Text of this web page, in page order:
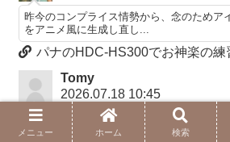
昨今のコンプライス情勢から、念のためア
をアニメ風に生成し直し...
パナのHDC-HS300でお神楽の練
Tomy
2026.07.18 10:45
Kawausoさん、お早うございます。＞例
によるサポート範...
メニュー ホーム 検索